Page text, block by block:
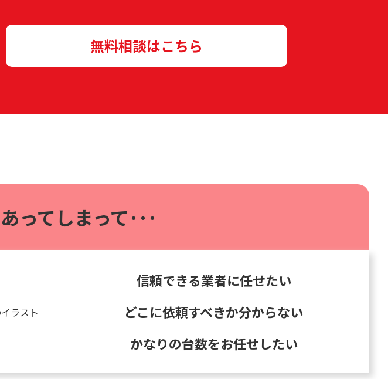
無料相談はこちら
あってしまって･･･
信頼できる業者に任せたい
どこに依頼すべきか分からない
かなりの台数をお任せしたい